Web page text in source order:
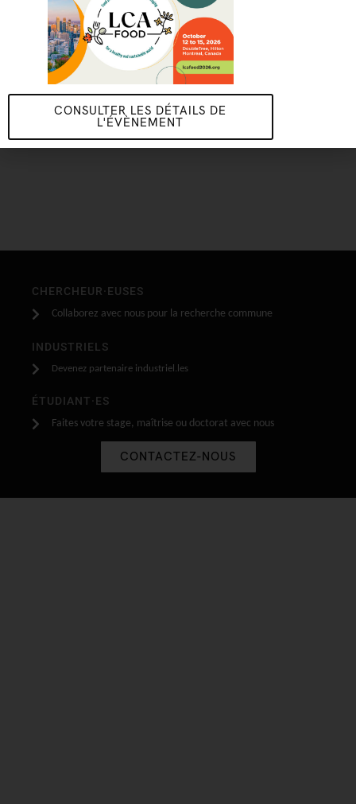
CHERCHEUR·EUSES
Collaborez avec nous pour la recherche commune
INDUSTRIELS
Devenez partenaire industriel.les
ÉTUDIANT·ES
Faites votre stage, maîtrise ou doctorat avec nous
CONTACTEZ-NOUS
CONSULTER LES DÉTAILS DE
L'ÉVÈNEMENT